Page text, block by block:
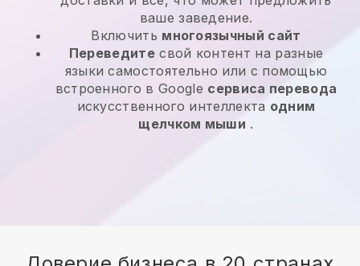
ваше заведение.
Включить многоязычный сайт
Переведитесвой контент на разные
языки самостоятельно или с помощью
встроенного в Google сервиса перевода
искусственного интеллекта одним
щелчком мыши .